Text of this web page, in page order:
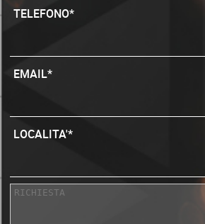
TELEFONO*
EMAIL*
LOCALITA'*